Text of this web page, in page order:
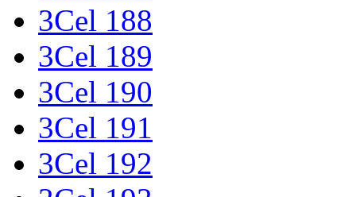
3Cel 188
3Cel 189
3Cel 190
3Cel 191
3Cel 192